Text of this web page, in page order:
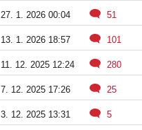
27. 1. 2026 00:04 51
13. 1. 2026 18:57 101
11. 12. 2025 12:24 280
7. 12. 2025 17:26 25
3. 12. 2025 13:31 5